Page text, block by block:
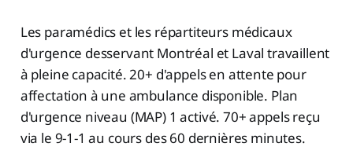
Les paramédics et les répartiteurs médicaux
d'urgence desservant Montréal et Laval travaillent
à pleine capacité. 20+ d'appels en attente pour
affectation à une ambulance disponible. Plan
d'urgence niveau (MAP) 1 activé. 70+ appels reçu
via le 9-1-1 au cours des 60 dernières minutes.